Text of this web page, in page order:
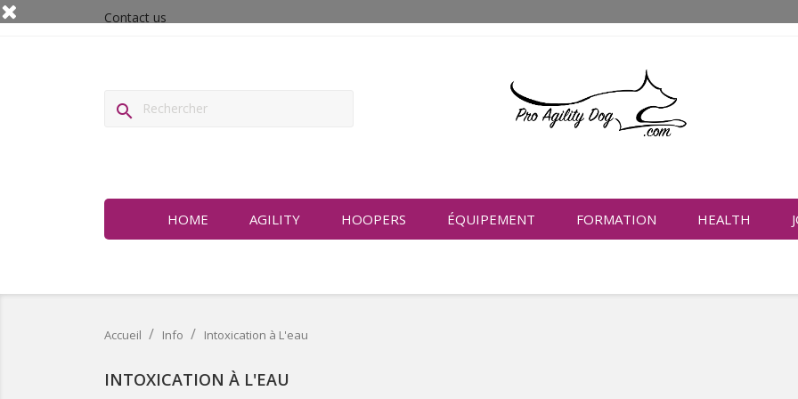
Contact us

HOME AGILITY HOOPERS ÉQUIPEMENT FORMATION HEALTH
Accueil Info Intoxication à L'eau
INTOXICATION À L'EAU